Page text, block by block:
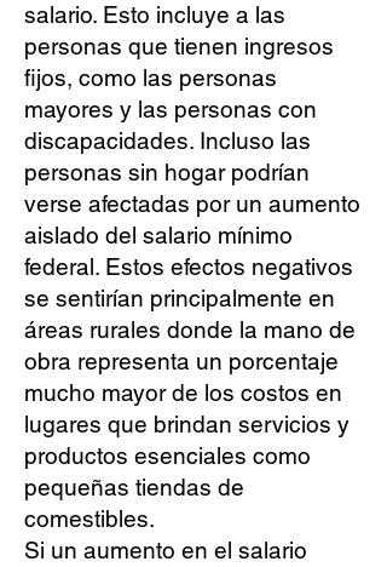
salario. Esto incluye a las
personas que tienen ingresos
fijos, como las personas
mayores y las personas con
discapacidades. Incluso las
personas sin hogar podrían
verse afectadas por un aumento
aislado del salario mínimo
federal. Estos efectos negativos
se sentirían principalmente en
áreas rurales donde la mano de
obra representa un porcentaje
mucho mayor de los costos en
lugares que brindan servicios y
productos esenciales como
pequeñas tiendas de
comestibles.
Si un aumento en el salario